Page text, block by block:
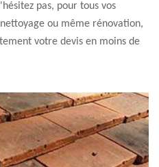
pas, pour tous vos
ou même rénovation,
votre devis en moins de